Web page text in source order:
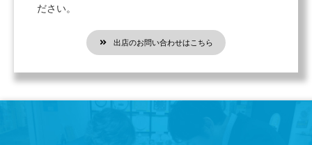
ださい。
出店のお問い合わせはこちら